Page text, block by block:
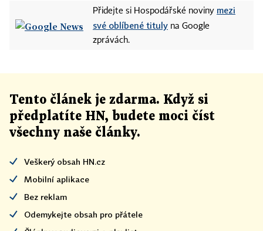
Přidejte si Hospodářské noviny mezi
své oblíbené tituly na Google
zprávách.
Tento článek je zdarma. Když si
předplatíte HN, budete moci číst
všechny naše články.
Veškerý obsah HN.cz
Mobilní aplikace
Bez reklam
Odemykejte obsah pro přátele